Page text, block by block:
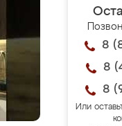
8
8
8
Или